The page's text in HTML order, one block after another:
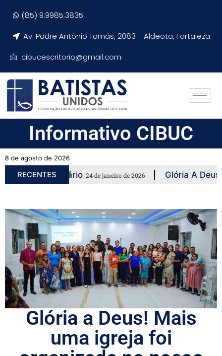
(85) 9.9985.3835
Av. Padre Antônio Tomás, 2083 - Aldeota, Fortaleza
cibucescritorio@gmail.com
Informativo CIBUC
8 de agosto de 2026
RECENTES
Missionário 24 de janeiro de 2026 Glória A Deus! Mais
Glória a Deus! Mais
uma igreja foi